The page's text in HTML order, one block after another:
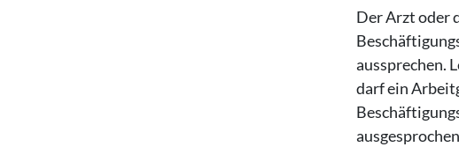
Der Arzt oder
aussprechen.
darf ein